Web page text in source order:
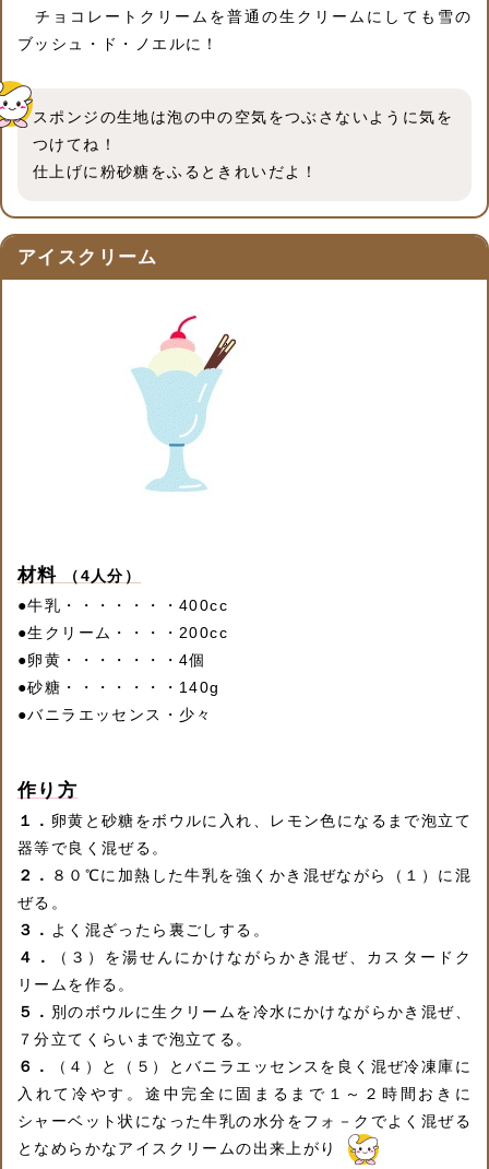
チョコレートクリームを普通の生クリームにしても雪の
ブッシュ・ド・ノエルに！
スポンジの生地は泡の中の空気をつぶさないように気を
つけてね！
仕上げに粉砂糖をふるときれいだよ！
アイスクリーム
材料 （4人分）
●牛乳・・・・・・・400cc
●生クリーム・・・・200cc
●卵黄・・・・・・・4個
●砂糖・・・・・・・140g
●バニラエッセンス・少々
作り方
１． 卵黄と砂糖をボウルに入れ、レモン色になるまで泡立て
器等で良く混ぜる。
２．
８０℃に加熱した牛乳を強くかき混ぜながら（１）に混
ぜる。
３． よく混ざったら裏ごしする。
４．
（３）を湯せんにかけながらかき混ぜ、カスタードク
リームを作る。
５． 別のボウルに生クリームを冷水にかけながらかき混ぜ、
７分立てくらいまで泡立てる。
６．
（４）と（５）とバニラエッセンスを良く混ぜ冷凍庫に
入れて冷やす。途中完全に固まるまで１～２時間おきに
シャーベット状になった牛乳の水分をフォ－クでよく混ぜる
となめらかなアイスクリームの出来上がり